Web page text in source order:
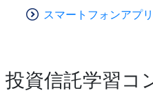
スマートフォンアプ
投資信託学習コ